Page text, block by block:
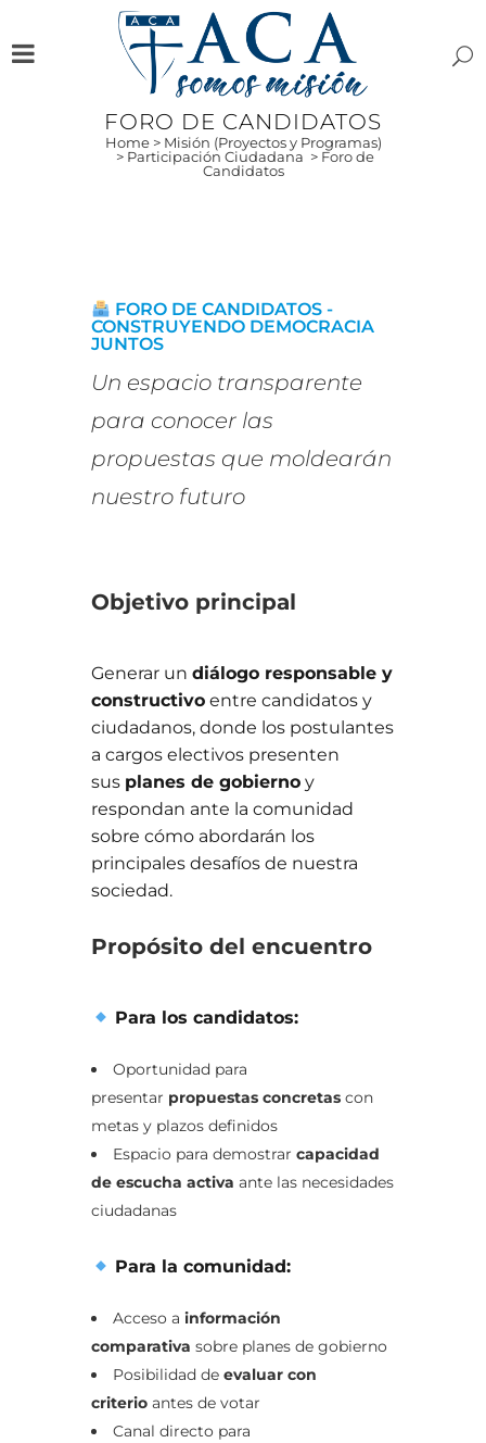
FORO DE CANDIDATOS
Home> Misión (Proyectos y Programas)
> Participación Ciudadana > Foro de
Candidatos
FORO DE CANDIDATOS -
CONSTRUYENDO DEMOCRACIA
JUNTOS
Un espacio transparente
para conocer las
propuestas que moldearán
nuestro futuro
Objetivo principal
Generar un diálogo responsable y
constructivo entre candidatos y
ciudadanos, donde los postulantes
a cargos electivos presenten
sus planes de gobierno y
respondan ante la comunidad
sobre cómo abordarán los
principales desafíos de nuestra
sociedad.
Propósito del encuentro
Para los candidatos:
Oportunidad para
presentar propuestas concretas con
metas y plazos definidos
Espacio para demostrar capacidad
de escucha activa ante las necesidades
ciudadanas
Para la comunidad:
Acceso a información
comparativa sobre planes de gobierno
Posibilidad de evaluar con
criterio antes de votar
Canal directo para